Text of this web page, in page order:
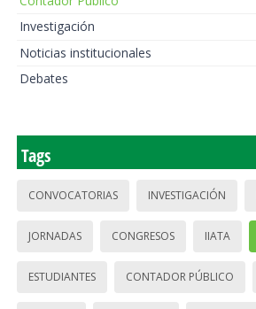
Investigación
Noticias institucionales
Debates
Tags
CONVOCATORIAS INVESTIGACIÓN
JORNADAS CONGRESOS IIATA
ESTUDIANTES CONTADOR PÚBLICO